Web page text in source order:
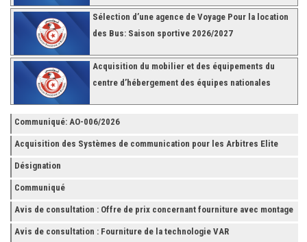
Sélection d’une agence de Voyage Pour la location
des Bus: Saison sportive 2026/2027
Acquisition du mobilier et des équipements du
centre d’hébergement des équipes nationales
Communiqué: AO-006/2026
Acquisition des Systèmes de communication pour les Arbitres Elite
Désignation
Communiqué
Avis de consultation : Offre de prix concernant fourniture avec montage
et finition de RAYONNAGES pour la Fédération Tunisienne de Football
Avis de consultation : Fourniture de la technologie VAR